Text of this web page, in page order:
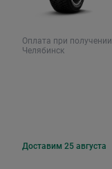
Оплата при получении
Челябинск
Доставим 25 августа